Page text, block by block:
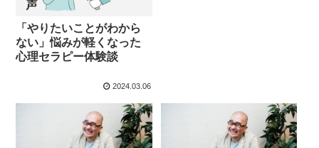
「やりたいことがわから
ない」悩みが軽くなった
心理セラピー体験談
2024.03.06